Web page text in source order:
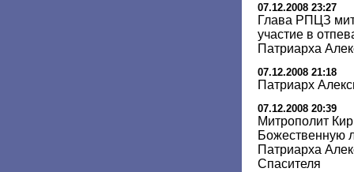
07.12.2008 23:27
Глава РПЦЗ
участие в
Патриарха
07.12.2008 21:18
Патриарх
07.12.2008 20:39
Митрополит
Божественную
Патриарха
Спасителя